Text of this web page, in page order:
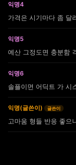
익명4
가격은 시기마다 좀 달
익명5
예산 그정도면 충분함
익명6
솔플이면 어딕트 가 시
익명(글쓴이) 글쓴이
고마움 형들 반응 좋으